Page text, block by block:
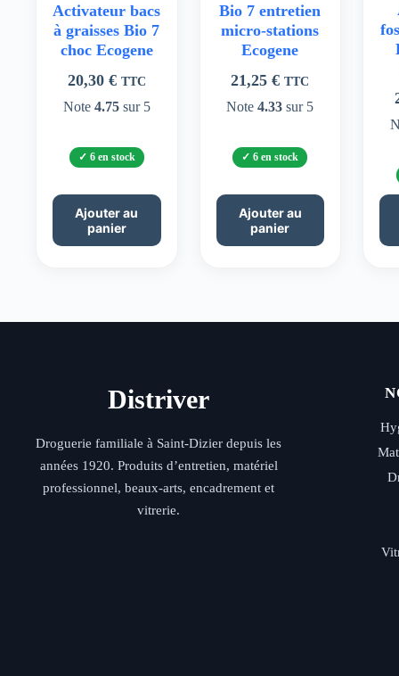
Activateur bacs
à graisses Bio 7
choc Ecogene
20,30 € TTC
Note 4.75sur 5
6 en stock
Ajouter au
panier
Bio 7 entretien
micro-stations
Ecogene
21,25€ TTC
Note4.33 sur 5
6 en stock
Ajouter au
panier
Distriver
Droguerie familiale à Saint-Dizier depuis les
années 1920. Produits d’entretien, matériel
professionnel, beaux-arts, encadrement et
vitrerie.